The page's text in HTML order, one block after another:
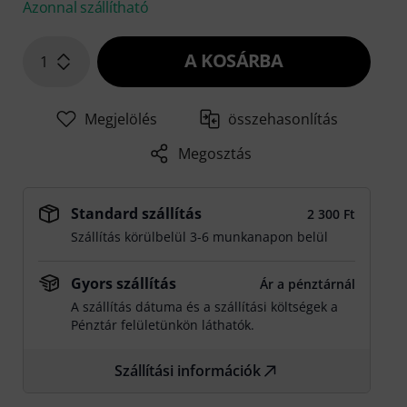
Azonnal szállítható
1 A KOSÁRBA
Megjelölés
összehasonlítás
Megosztás
Standard szállítás
2 300 Ft
Szállítás körülbelül 3-6 munkanapon belül
Gyors szállítás
Ár a pénztárnál
A szállítás dátuma és a szállítási költségek a
Pénztár felületünkön láthatók.
Szállítási információk